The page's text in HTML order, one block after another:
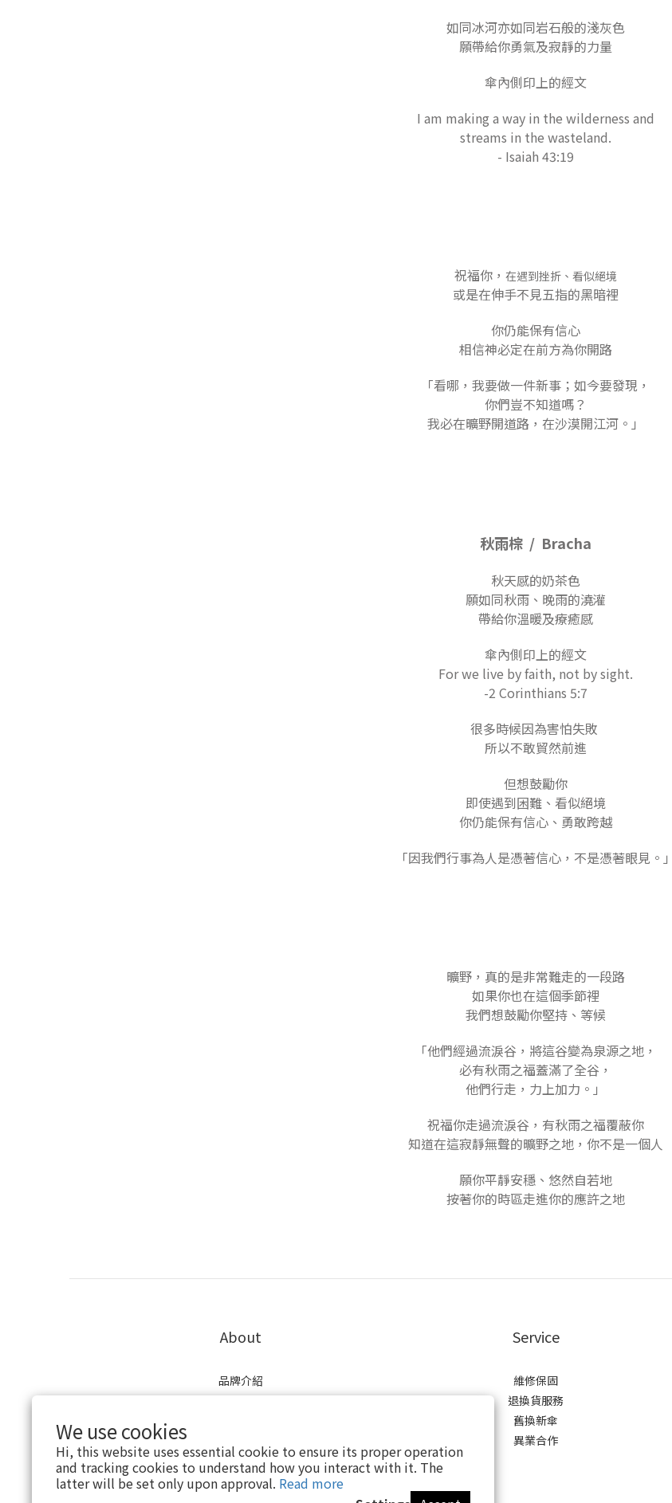
We use cookies
Hi, this website uses essential cookie to ensure its proper operation
and tracking cookies to understand how you interact with it. The
latter will be set only upon approval. Read more
如同冰河亦如同岩石般的淺灰色
願帶給你勇氣及寂靜的力量
傘內側印上的經文
I am making a way in the wilderness and
streams in the wasteland.
- Isaiah 43:19
祝福你， 在遇到挫折、看似絕境
或是在伸手不見五指的黑暗裡
你仍能保有信心
相信神必定在前方為你開路
「看哪，我要做一件新事；如今要發現，
你們豈不知道嗎？
我必在曠野開道路，在沙漠開江河。」
秋雨棕 / Bracha
秋天感的奶茶色
願如同秋雨、晚雨的澆灌
帶給你溫暖及療癒感
傘內側印上的經文
For we live by faith, not by sight.
-2 Corinthians 5:7
很多時候因為害怕失敗
所以不敢貿然前進
但想鼓勵你
即使遇到困難、看似絕境
你仍能保有信心、勇敢跨越
「因我們行事為人是憑著信心，不是憑著眼見。」
曠野，真的是非常難走的一段路
如果你也在這個季節裡
我們想鼓勵你堅持、等候
「他們經過流淚谷，將這谷變為泉源之地，
必有秋雨之福蓋滿了全谷，
他們行走，力上加力。」
祝福你走過流淚谷，有秋雨之福覆蔽你
知道在這寂靜無聲的曠野之地，你不是一個人
願你平靜安穩、悠然自若地
按著你的時區走進你的應許之地
About
品牌介紹
現有通路
Service
維修保固
退換貨服務
舊換新傘
異業合作